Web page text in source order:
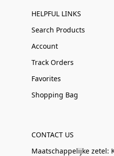
HELPFUL LINKS
Search Products
Account
Track Orders
Favorites
Shopping Bag
CONTACT US
Maatschappelijke zetel: